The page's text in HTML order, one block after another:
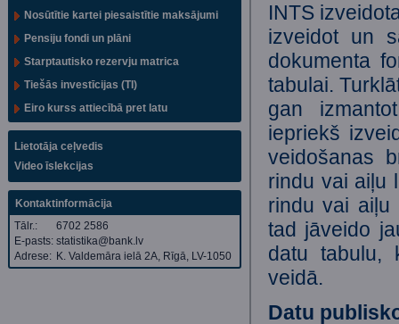
Nosūtītie kartei piesaistītie maksājumi
Pensiju fondi un plāni
Starptautisko rezervju matrica
Tiešās investīcijas (TI)
Eiro kurss attiecībā pret latu
Lietotāja ceļvedis
Video īslekcijas
Kontaktinformācija
Tālr.:
6702 2586
E-pasts: statistika@bank.lv
Adrese: K. Valdemāra ielā 2A, Rīgā, LV-1050
INTS
izveidot un
dokumenta
tabulai.
gan
iepriekš
veidošanas
rindu vai aiļu
rindu vai aiļu
tad jāveido
datu tabulu,
veidā.
Datu